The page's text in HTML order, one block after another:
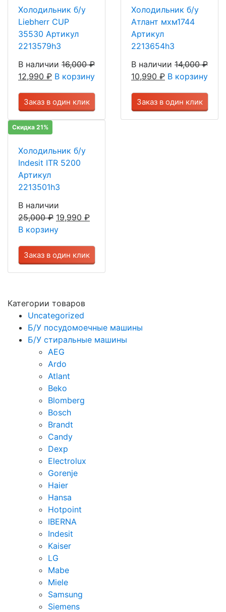
Холодильник б/у
Liebherr CUP
35530 Артикул
2213579h3
В наличии 16,000₽
12,990 ₽ В корзину
Заказ в один клик
Холодильник б/у
Атлант мхм1744
Артикул
2213654h3
В наличии 14,000₽
10,990 ₽ В корзину
Заказ в один клик
Скидка 21%
Холодильник б/у
Indesit ITR 5200
Артикул
2213501h3
В наличии
25,000₽ 19,990 ₽
В корзину
Заказ в один клик
Категории товаров
Uncategorized
Б/У посудомоечные машины
Б/У стиральные машины
AEG
Ardo
Atlant
Beko
Blomberg
Bosch
Brandt
Candy
Dexp
Electrolux
Gorenje
Haier
Hansa
Hotpoint
IBERNA
Indesit
Kaiser
LG
Mabe
Miele
Samsung
Siemens